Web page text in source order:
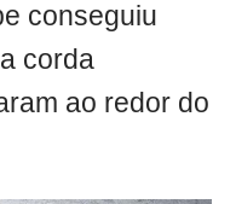
conseguiu
corda
ao redor do